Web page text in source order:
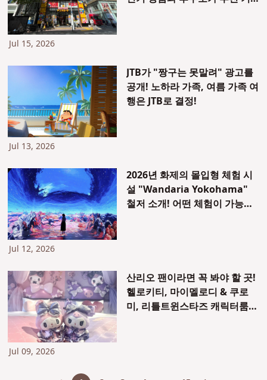
Jul 15, 2026
JTB가 "짱구는 못말려" 광고를
공개! 노하라 가족, 여름 가족 여
행은 JTB로 결정!
Jul 13, 2026
2026년 화제의 몰입형 체험 시
설 "Wandaria Yokohama"
철저 소개! 어떤 체험이 가능할
Jul 12, 2026
산리오 팬이라면 꼭 봐야 할 곳!
헬로키티, 마이멜로디 & 쿠로
미, 리틀트윈스타즈 캐릭터룸이
Jul 09, 2026